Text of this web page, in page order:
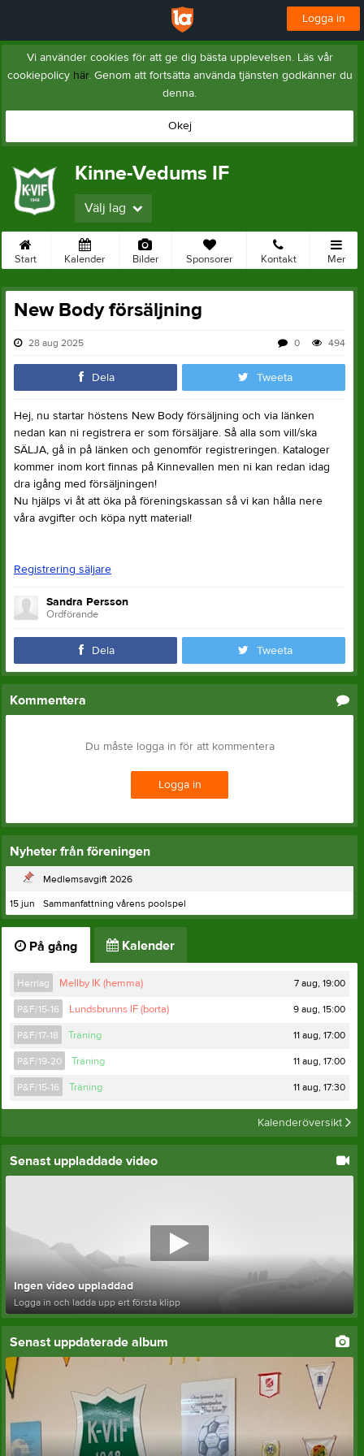
Logga in
Vi använder cookies för att ge dig bästa upplevelsen. Läs vår
cookiepolicy här. Genom att fortsätta använda tjänsten godkänner du
denna.
Okej
Kinne-Vedums IF
Välj lag
Start Kalender Bilder Sponsorer Kontakt Mer
New Body försäljning
28 aug 2025 494
0
Dela Tweeta
Hej, nu startar höstens New Body försäljning och via länken
nedan kan ni registrera er som försäljare. Så alla som vill/ska
SÄLJA, gå in på länken och genomför registreringen. Kataloger
kommer inom kort finnas på Kinnevallen men ni kan redan idag
dra igång med försäljningen!
Nu hjälps vi åt att öka på föreningskassan så vi kan hålla nere
våra avgifter och köpa nytt material!
Registrering säljare
Sandra Persson
Ordförande
Dela Tweeta
Kommentera
Du måste logga in för att kommentera
Logga in
Nyheter från föreningen
Medlemsavgift 2026
15 jun
Sammanfattning vårens poolspel
På gång Kalender
Herrlag Mellby IK (hemma) 7 aug, 19:00
P&F/15-16 Lundsbrunns IF (borta) 9 aug, 15:00
P&F/17-18 Träning 11 aug, 17:00
P&F/19-20 Träning 11 aug, 17:00
P&F/15-16 Träning 11 aug, 17:30
Kalenderöversikt
Senast uppladdade video
Ingen video uppladdad
Logga in och ladda upp ert första klipp
Senast uppdaterade album